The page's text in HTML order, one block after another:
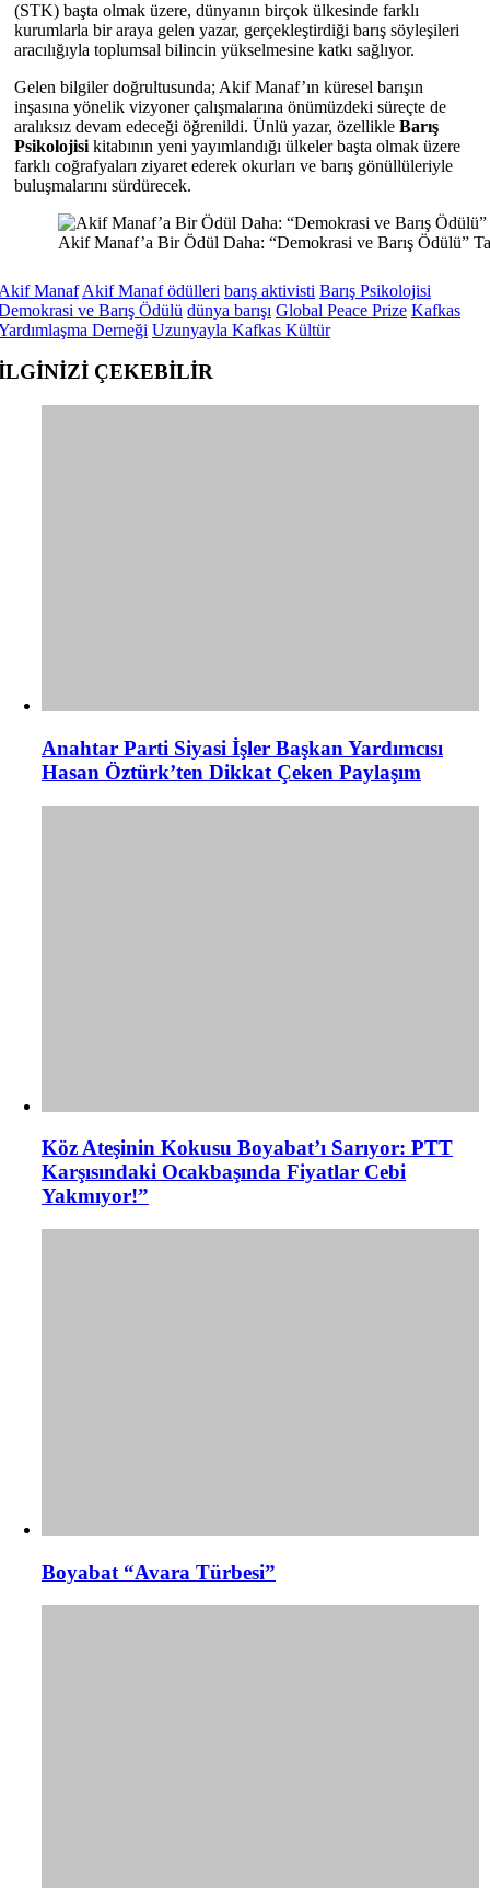
(STK) başta olmak üzere, dünyanın birçok ülkesinde farklı
kurumlarla bir araya gelen yazar, gerçekleştirdiği barış söyleşileri
aracılığıyla toplumsal bilincin yükselmesine katkı sağlıyor.
Gelen bilgiler doğrultusunda; Akif Manaf’ın küresel barışın
inşasına yönelik vizyoner çalışmalarına önümüzdeki süreçte de
aralıksız devam edeceği öğrenildi. Ünlü yazar, özellikle Barış
Psikolojisi kitabının yeni yayımlandığı ülkeler başta olmak üzere
farklı coğrafyaları ziyaret ederek okurları ve barış gönüllüleriyle
buluşmalarını sürdürecek.
Akif Manaf’a Bir Ödül Daha: “Demokrasi ve Barış Ödülü”
Manaf Akif Manaf ödülleri barış aktivisti Barış Psikolojisi
ve Barış Ödülü dünya barışı Global Peace Prize Kafkas
Derneği Uzunyayla Kafkas Kültür
ÇEKEBİLİR
Anahtar Parti Siyasi İşler Başkan Yardımcısı
Hasan Öztürk’ten Dikkat Çeken Paylaşım
Köz Ateşinin Kokusu Boyabat’ı Sarıyor: PTT
Karşısındaki Ocakbaşında Fiyatlar Cebi
Yakmıyor!”
Boyabat “Avara Türbesi”